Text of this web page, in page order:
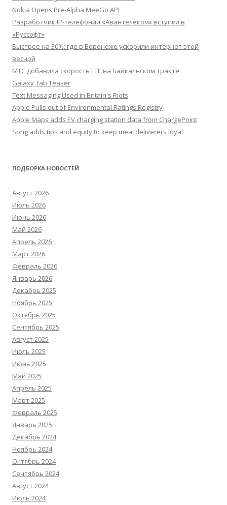
Nokia Opens Pre-Alpha MeeGo API
Разработчик IP-телефонии «Авантелеком» вступил в
«Руссофт»
Быстрее на 30%: где в Воронеже ускорили интернет этой
весной
МТС добавила скорость LTE на Байкальском тракте
Galaxy Tab Teaser
Text Messaging Used in Britain's Riots
Apple Pulls out of Environmental Ratings Registry
Apple Maps adds EV charging station data from ChargePoint
Sprig adds tips and equity to keep meal deliverers loyal
ПОДБОРКА НОВОСТЕЙ
Август 2026
Июль 2026
Июнь 2026
Май 2026
Апрель 2026
Март 2026
Февраль 2026
Январь 2026
Декабрь 2025
Ноябрь 2025
Октябрь 2025
Сентябрь 2025
Август 2025
Июль 2025
Июнь 2025
Май 2025
Апрель 2025
Март 2025
Февраль 2025
Январь 2025
Декабрь 2024
Ноябрь 2024
Октябрь 2024
Сентябрь 2024
Август 2024
Июль 2024